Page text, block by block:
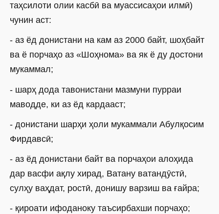
таҳсилоти олии касбӣ ва муассисаҳои илмӣ)
чунин аст:
- аз ёд донистани на кам аз 2000 байт, шоҳбайт
ва ё порчаҳо аз «Шоҳнома» ва як ё ду достони
мукаммал;
- шарҳ дода тавонистани мазмуни пурраи
маводде, ки аз ёд кардааст;
- донистани шарҳи ҳоли мукаммали Абулқосим
Фирдавсӣ;
- аз ёд донистани байт ва порчаҳои алоҳида
дар васфи ақлу хирад, Ватану ватандӯстӣ,
сулҳу ваҳдат, ростӣ, донишу варзиш ва ғайра;
- қироати ифоданоку таъсирбахши порчаҳо;